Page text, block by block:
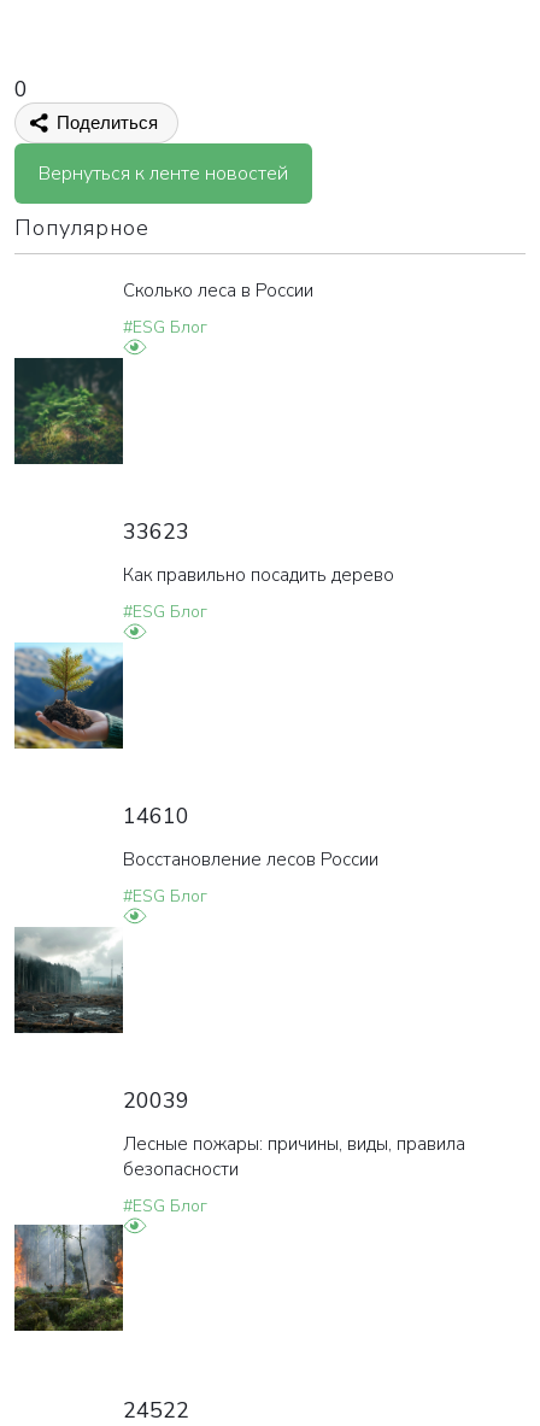
0
Поделиться
Вернуться к ленте новостей
Популярное
Сколько леса в России
#ESG Блог
33623
Как правильно посадить дерево
#ESG Блог
14610
Восстановление лесов России
#ESG Блог
20039
Лесные пожары: причины, виды, правила
безопасности
#ESG Блог
24522